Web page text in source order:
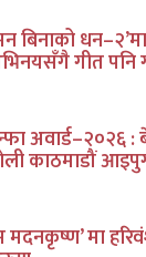
बिनाको
गीत पनि
काठमाडौं
मदनकृष्ण’ मा